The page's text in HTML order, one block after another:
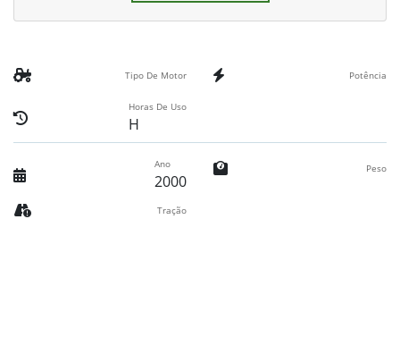
Tipo De Motor Potência
Horas De Uso
H
Ano
2000
Peso
Tração